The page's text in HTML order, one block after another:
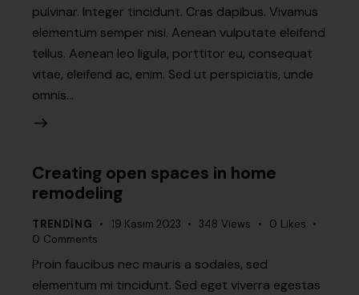
pulvinar. Integer tincidunt. Cras dapibus. Vivamus
elementum semper nisi. Aenean vulputate eleifend
tellus. Aenean leo ligula, porttitor eu, consequat
vitae, eleifend ac, enim. Sed ut perspiciatis, unde
omnis…
Creating open spaces in home
remodeling
TRENDING 19 Kasım 2023 348 Views 0 Likes
0 Comments
Proin faucibus nec mauris a sodales, sed
elementum mi tincidunt. Sed eget viverra egestas